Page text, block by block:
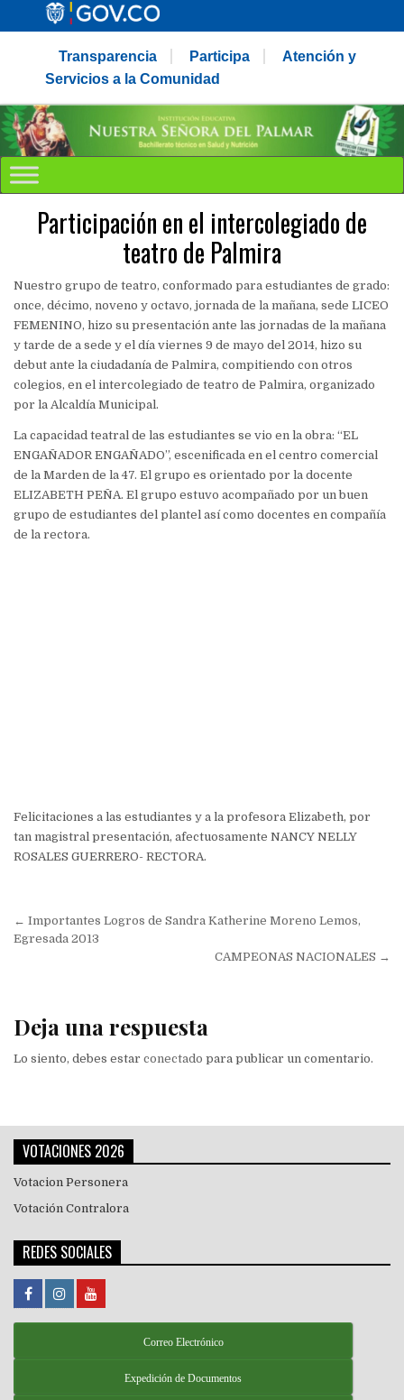
Transparencia Participa
Atención y
Servicios a la Comunidad
Participación en el intercolegiado de
teatro de Palmira
Nuestro grupo de teatro, conformado para estudiantes de grado:
once, décimo, noveno y octavo, jornada de la mañana, sede LICEO
FEMENINO, hizo su presentación ante las jornadas de la mañana
y tarde de a sede y el día viernes 9 de mayo del 2014, hizo su
debut ante la ciudadanía de Palmira, compitiendo con otros
colegios, en el intercolegiado de teatro de Palmira, organizado
por la Alcaldía Municipal.
La capacidad teatral de las estudiantes se vio en la obra: “EL
ENGAÑADOR ENGAÑADO”, escenificada en el centro comercial
de la Marden de la 47. El grupo es orientado por la docente
ELIZABETH PEÑA. El grupo estuvo acompañado por un buen
grupo de estudiantes del plantel así como docentes en compañía
de la rectora.
Felicitaciones a las estudiantes y a la profesora Elizabeth, por
tan magistral presentación, afectuosamente NANCY NELLY
ROSALES GUERRERO- RECTORA.
Navegación
de
← Importantes Logros de Sandra Katherine Moreno Lemos,
Egresada 2013
CAMPEONAS NACIONALES →
Deja una respuesta
Lo siento, debes estar conectado para publicar un comentario.
VOTACIONES 2026
Votacion Personera
Votación Contralora
REDES SOCIALES
Correo Electrónico
Expedición de Documentos